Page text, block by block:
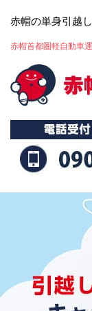
赤帽の単身引越
赤帽首都圏軽自動車